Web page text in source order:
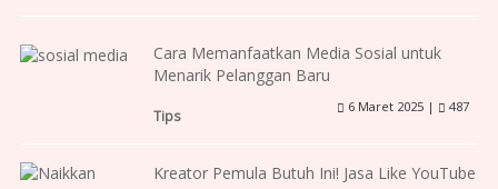
Cara Memanfaatkan Media Sosial untuk
Menarik Pelanggan Baru
Tips
6 Maret 2025 | 487
Kreator Pemula Butuh Ini! Jasa Like YouTube